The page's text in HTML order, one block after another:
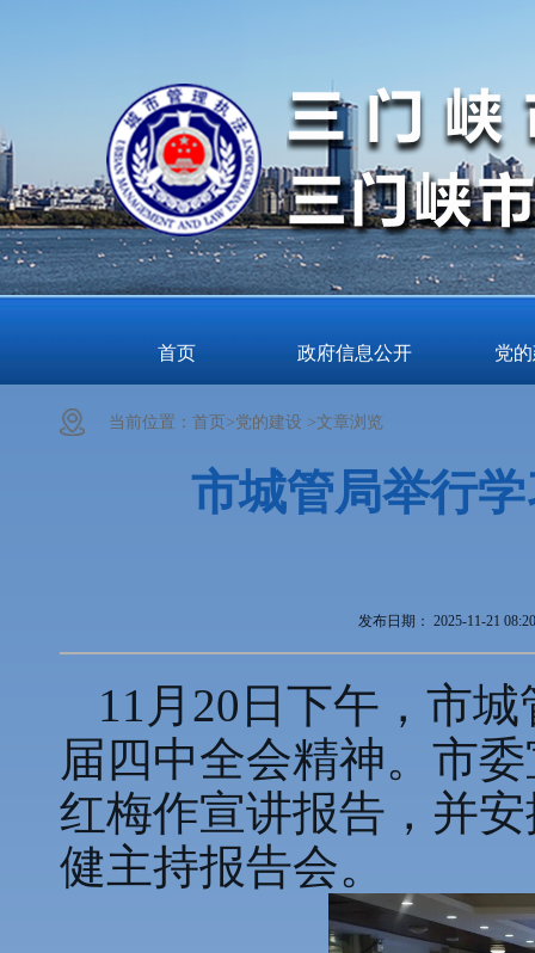
首页 政府信息公开 党
当前位置： 首页>党的建设 >文章浏览
市城管局举行
发布日期： 2025-11-21 08:20
11月20日下午，市
届四中全会精神。市
红梅作宣讲报告，并
健主持报告会。